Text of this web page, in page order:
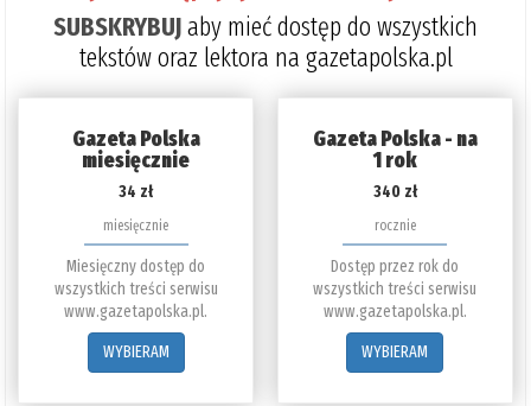
SUBSKRYBUJaby mieć dostęp do wszystkich
tekstów oraz lektora na gazetapolska.pl
Gazeta Polska
miesięcznie
34 zł
miesięcznie
Miesięczny dostęp do
wszystkich treści serwisu
www.gazetapolska.pl.
WYBIERAM
Gazeta Polska - na
1 rok
340 zł
rocznie
Dostęp przez rok do
wszystkich treści serwisu
www.gazetapolska.pl.
WYBIERAM